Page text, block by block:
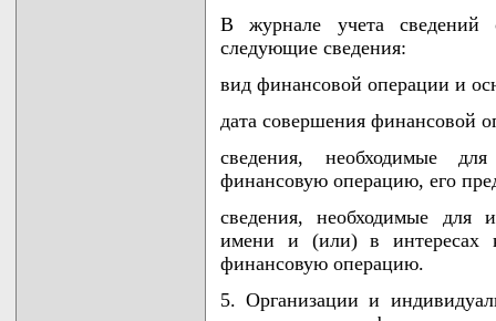
В журнале учета сведений
следующие сведения:
вид финансовой операции и
дата совершения финансовой
сведения, необходимые
финансовую операцию, его
сведения, необходимые для
имени и (или) в интересах
финансовую операцию.
5. Организации и